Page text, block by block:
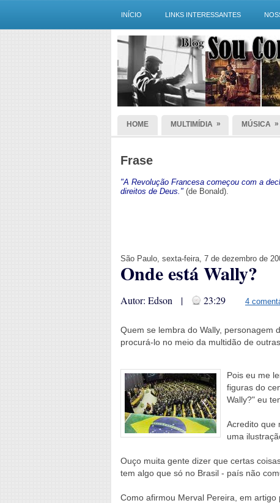
INÍCIO LINKS INTERESSANTES
HOME MULTIMÍDIA » MÚSICA »
Frase
"A Revolução Francesa começou com a
direitos de Deus." (de Bonald).
São Paulo, sexta-feira, 7 de dezembro de
Onde está Wally?
Autor: Edson | 23:29 4
Quem se lembra do Wally, personagem
procurá-lo no meio da multidão de
Pois eu me
figuras do
Wally?" eu
Acredito que
uma
Ouço muita gente dizer que certas
tem algo que só no Brasil - país não
Como afirmou Merval Pereira, em